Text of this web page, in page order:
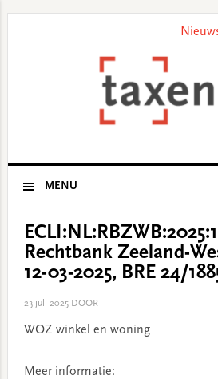
MENU
Rechtbank Zeeland-
12-03-2025, BRE 24/
23 juli 2025DOOR
WOZ winkel en woning
Meer informatie: